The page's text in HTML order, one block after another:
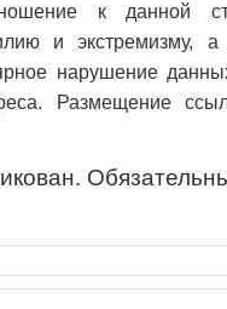
к данной
и экстремизму, а
нарушение
Размещение